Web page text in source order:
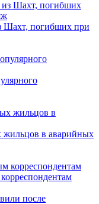
Шахт, погибших при
жильцов в аварийных